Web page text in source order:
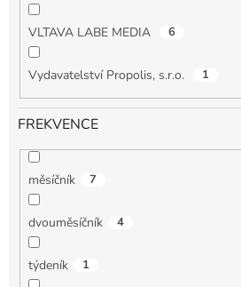
VLTAVA LABE MEDIA 6
Vydavatelství Propolis, s.r.o. 1
FREKVENCE
měsíčník 7
dvouměsíčník 4
týdeník 1